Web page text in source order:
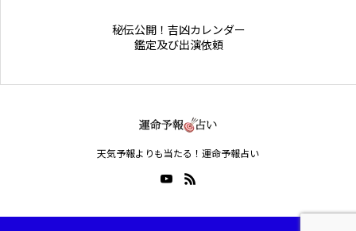
秘伝公開！吉凶カレンダー
鑑定及び出演依頼
天気予報よりも当たる！運命予報占い